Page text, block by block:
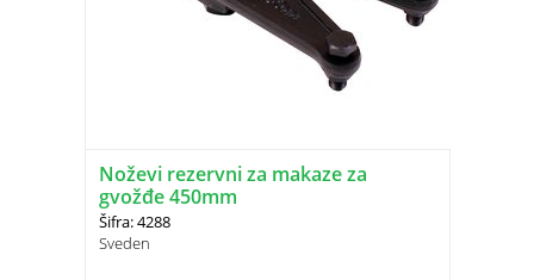
Noževi rezervni za makaze za
gvožđe 450mm
Šifra: 4288
Sveden